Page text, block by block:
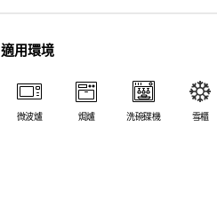
• 即使經常使用亦不會容易吸取食物氣
*不可直接用於熱源上
適用環境
微波爐 焗爐 洗碗碟機 雪櫃